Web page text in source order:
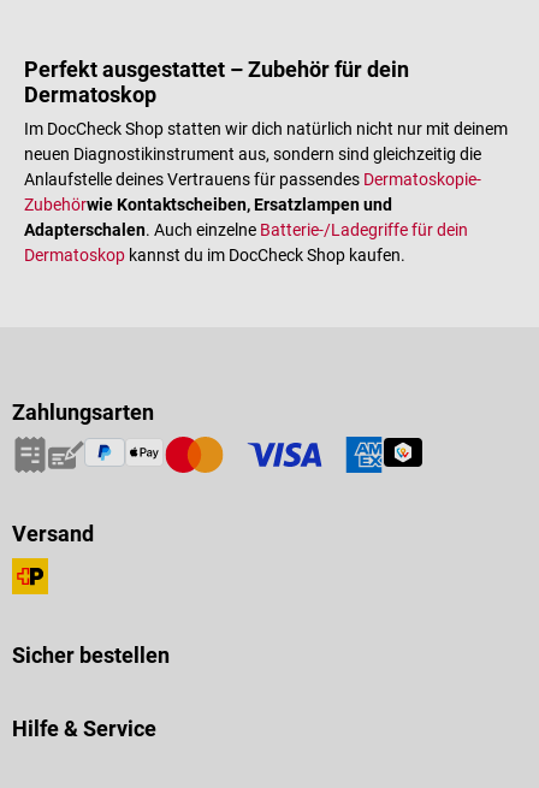
Perfekt ausgestattet – Zubehör für dein
Dermatoskop
Im DocCheck Shop statten wir dich natürlich nicht nur mit deinem
neuen Diagnostikinstrument aus, sondern sind gleichzeitig die
Anlaufstelle deines Vertrauens für passendes Dermatoskopie-
Zubehörwie Kontaktscheiben, Ersatzlampen und
Adapterschalen. Auch einzelne Batterie-/Ladegriffe für dein
Dermatoskop kannst du im DocCheck Shop kaufen.
Zahlungsarten
Versand
Sicher bestellen
Hilfe & Service